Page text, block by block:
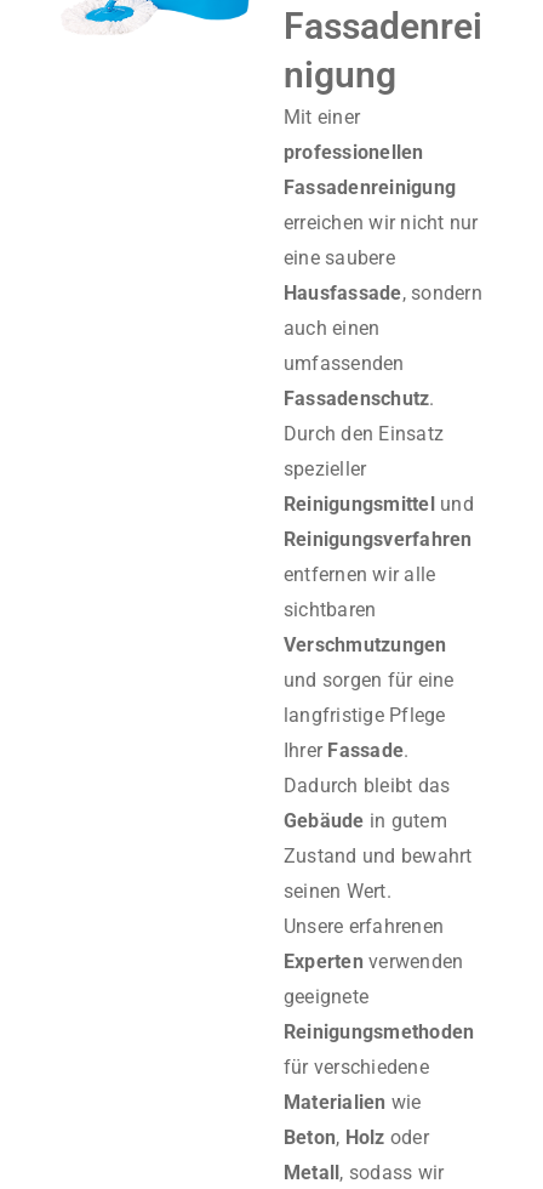
Fassadenrei
Nigung
Mit einer
professionellen
Fassadenreinigung
erreichen wir nicht nur
eine saubere
Hausfassade, sondern
auch einen
umfassenden
Fassadenschutz.
Durch den Einsatz
spezieller
Reinigungsmittelund
Reinigungsverfahren
entfernen wir alle
sichtbaren
Verschmutzungen
und sorgen für eine
langfristige Pflege
Ihrer Fassade.
Dadurch bleibt das
Gebäude in gutem
Zustand und bewahrt
seinen Wert.
Unsere erfahrenen
Experten verwenden
geeignete
Reinigungsmethoden
für verschiedene
Materialien wie
Beton, Holz oder
Metall, sodass wir